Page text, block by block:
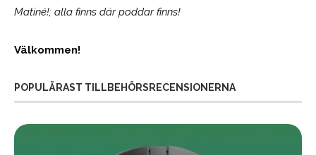
Matiné!; alla finns där poddar finns!
Välkommen!
POPULÄRAST TILLBEHÖRSRECENSIONERNA